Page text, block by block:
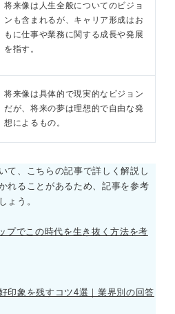
将来像は人生全般についてのビジョ
ンも含まれるが、キャリア形成はお
もに仕事や業務に関する成長や発展
を指す。
将来像は具体的で現実的なビジョン
だが、将来の夢は理想的で自由な発
想によるもの。
て、こちらの記事で詳しく解説し
れることがあるため、記事を参考
ょう。
プでこの時代を生き抜く方法を考
印象を残すコツ4選｜業界別の回答